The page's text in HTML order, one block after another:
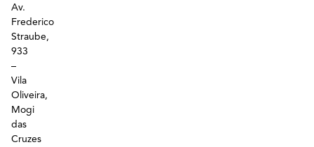
Av.
Frederico
Straube,
933
–
Vila
Oliveira,
Mogi
das
Cruzes